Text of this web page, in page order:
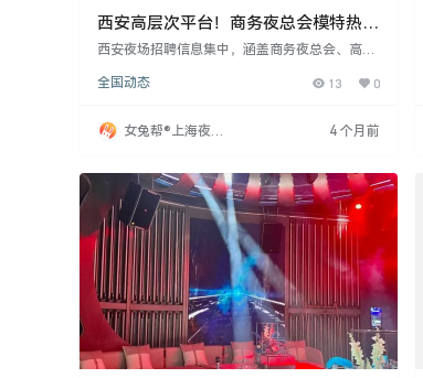
西安高层次平台！商务夜总会模特热
招，对接高端客户
西安夜场招聘信息集中，涵盖商务夜总会、高端
促销员。部分岗位提供日结高薪、包食宿且不扣
信，面向本地及外来求职者，岗位需求量大，适
合寻求短期或兼职工作的人士。
全国动态 13 0
女兔帮®上海夜场
4 个月前